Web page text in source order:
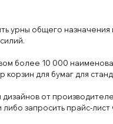
урны общего назначения
й.
более 10 000
корзин для бумаг для
дизайнов от
либо запросить